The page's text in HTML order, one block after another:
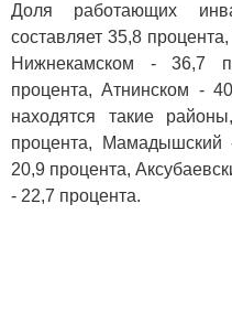
Доля работающих
составляет 35,8
Нижнекамском - 36,7
процента, Атнинском -
находятся такие
процента, Мамадышский
20,9 процента,
- 22,7 процента.